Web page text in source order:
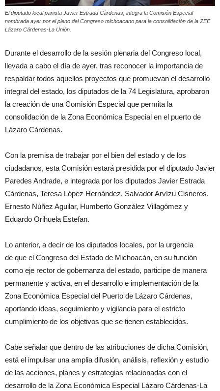
El diputado local panista Javier Estrada Cárdenas, integra la Comisión Especial
nombrada ayer por el pleno del Congreso michoacano para la consolidación de la ZEE
Lázaro Cárdenas-La Unión.
Durante el desarrollo de la sesión plenaria del Congreso local,
llevada a cabo el día de ayer, tras reconocer la importancia de
respaldar todos aquellos proyectos que promuevan el desarrollo
integral del estado, los diputados de la 74 Legislatura, aprobaron
la creación de una Comisión Especial que permita la
consolidación de la Zona Económica Especial en el puerto de
Lázaro Cárdenas.
Con la premisa de trabajar por el bien del estado y de los
ciudadanos, esta Comisión estará presidida por el diputado Javier
Paredes Andrade, e integrada por los diputados Javier Estrada
Cárdenas, Teresa López Hernández, Salvador Arvízu Cisneros,
Ernesto Núñez Aguilar, Humberto González Villagómez y
Eduardo Orihuela Estefan.
Lo anterior, a decir de los diputados locales, por la urgencia
de que el Congreso del Estado de Michoacán, en su función
como eje rector de gobernanza del estado, participe de manera
permanente y activa, en el desarrollo e implementación de la
Zona Económica Especial del Puerto de Lázaro Cárdenas,
aportando ideas, seguimiento y vigilancia para el estricto
cumplimiento de los objetivos que se tienen establecidos.
Cabe señalar que dentro de las atribuciones de dicha Comisión,
está el impulsar una amplia difusión, análisis, reflexión y estudio
de las acciones, planes y estrategias relacionadas con el
desarrollo de la Zona Económica Especial Lázaro Cárdenas-La